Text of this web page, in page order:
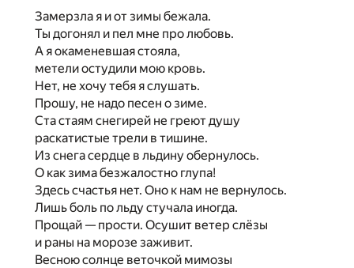
Замерзла я и от зимы бежала.
Ты догонял и пел мне про любовь.
А я окаменевшая стояла,
метели остудили мою кровь.
Нет, не хочу тебя я слушать.
Прошу, не надо песен о зиме.
Ста стаям снегирей не греют душу
раскатистые трели в тишине.
Из снега сердце в льдину обернулось.
О как зима безжалостно глупа!
Здесь счастья нет. Оно к нам не вернулось.
Лишь боль по льду стучала иногда.
Прощай — прости. Осушит ветер слёзы
и раны на морозе заживит.
Весною солнце веточкой мимозы